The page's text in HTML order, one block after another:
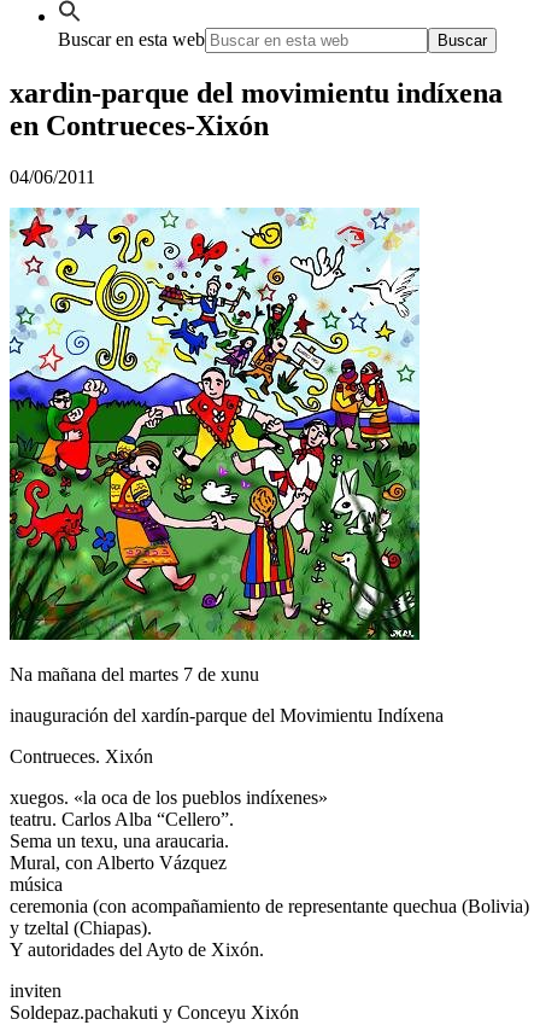
Buscar en esta web
xardin-parque del movimientu indíxena
en Contrueces-Xixón
04/06/2011
Na mañana del martes 7 de xunu
inauguración del xardín-parque del Movimientu Indíxena
Contrueces. Xixón
xuegos. «la oca de los pueblos indíxenes»
teatru. Carlos Alba “Cellero”.
Sema un texu, una araucaria.
Mural, con Alberto Vázquez
música
ceremonia (con acompañamiento de representante quechua (Bolivia)
y tzeltal (Chiapas).
Y autoridades del Ayto de Xixón.
inviten
Soldepaz.pachakuti y Conceyu Xixón